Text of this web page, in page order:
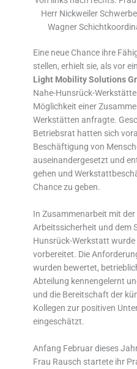
Herr Nickweiler
Wagner
Eine neue Chance ihre
stellen, erhielt sie, als vor
Light Mobility Solutions
Nahe-Hunsrück-
Möglichkeit einer
Werkstätten anfragte.
Betriebsrat hatten sich
Beschäftigung von
auseinandergesetzt und
gehen und
Chance zu geben.
In Zusammenarbeit mit
Arbeitssicherheit und dem
Hunsrück-Werkstatt
vorbereitet. Die
wurden bewertet,
Abteilung kennengelernt
und die Bereitschaft der
Kollegen zur positiven
eingeschätzt.
Anfang Februar dieses
Frau Rausch startete ihr